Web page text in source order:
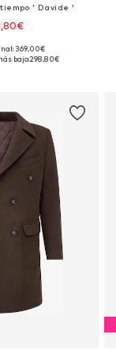
' Davide '
M, L, XL, XXL, XXXL
369,00€
bajo:298,80€